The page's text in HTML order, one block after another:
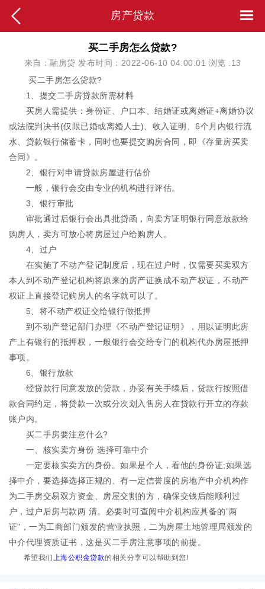
房产贷款
买二手房怎么贷款?
来自：融房贷 发布时间：2022-06-10 04:00:01 浏览 :13
买二手房怎么贷款?
1、提交二手房贷款所需材料
买房人需提供：身份证、户口本、结婚证或离婚证+离婚协议
或法院判决书(仅限已婚或离婚人士)、收入证明、6个月内银行流
水、贷款银行储蓄卡，同时也要提交购房合同，即《存量房买卖
合同》。
2、银行对申请贷款房屋进行估价
一般，银行会交由专业的机构进行评估。
3、银行审批
审批通过后银行会出具批贷函，向卖方证明银行同意放款给
购房人，卖方可放心将房屋过户给购房人。
4、过户
在实施了不动产登记制度后，现在过户时，仅需要买卖双方
本人到不动产登记机构将原来的房产证换成不动产权证，不动产
权证上直接登记购房人的名字就可以了。
5、将不动产权证交给银行做抵押
到不动产登记部门办理《不动产登记证明》，用以证明此房
产上有银行的抵押权，一般银行会交给专门的机构代办房屋抵押
事项。
6、银行放款
经贷款行同意发放的贷款，办妥有关手续后，贷款行按照借
款合同约定，将贷款一次或分次划入售房人在贷款行开立的存款
账户内。
买二手房要注意什么?
一、核实卖方身份 选择可靠中介
一定要核实卖方的身份。如果是个人，看他的身份证;如果选
择中介，要选择选择正规的、有一定信誉度的房地产中介机构作
为二手房交易双方资金、房屋交割的方，确保交钱后能顺利过
户，过户后房与款两 清。必要时可查阅中介机构应具备的“两
证”，一为工商部门颁发的营业执照，二为房屋土地管理局颁发的
中介代理资质证书，这是买二手房注意事项的前提。
希望我们 上海公积金贷款的相关分享可以帮助到您!